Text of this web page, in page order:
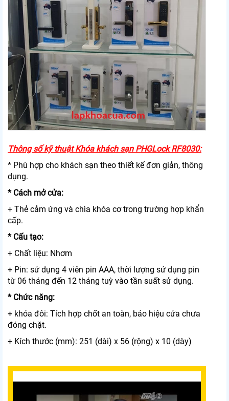
Thông số kỹ thuật Khóa khách sạn PHGLock RF8030:
* Phù hợp cho khách sạn theo thiết kế đơn giản, thông
dụng.
* Cách mở cửa:
+ Thẻ cảm ứng và chìa khóa cơ trong trường hợp khẩn
cấp.
* Cấu tạo:
+ Chất liệu: Nhơm
+ Pin: sử dụng 4 viên pin AAA, thời lượng sử dụng pin
từ 06 tháng đến 12 tháng tuỳ vào tần suất sử dụng.
* Chức năng:
+ khóa đôi: Tích hợp chốt an toàn, báo hiệu cửa chưa
đóng chặt.
+ Kích thước (mm): 251 (dài) x 56 (rộng) x 10 (dày)